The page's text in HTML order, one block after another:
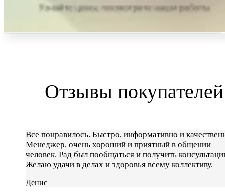
Отзывы покупателей
Все понравилось. Быстро, информативно и
Менеджер, очень хороший и приятный в общении
человек. Рад был пообщаться и получить
Желаю удачи в делах и здоровья всему коллективу.
Денис